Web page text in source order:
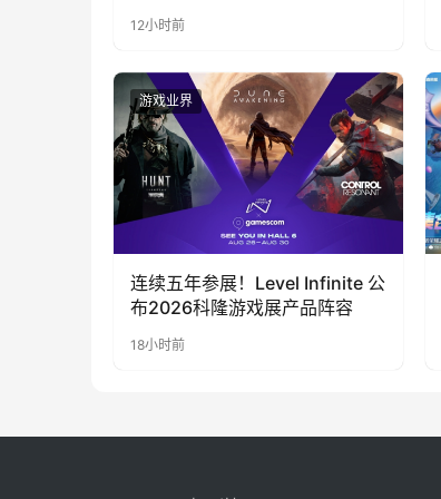
代，人到底负责什么
12小时前
游戏业界
连续五年参展！Level Infinite 公
布2026科隆游戏展产品阵容
18小时前